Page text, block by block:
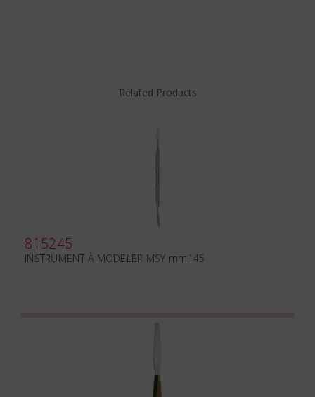
Related Products
815245
INSTRUMENT À MODELER MSY mm145